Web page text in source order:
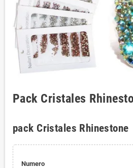
Pack Cristales
pack Cristales
Numero